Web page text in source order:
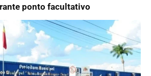
ponto facultativo